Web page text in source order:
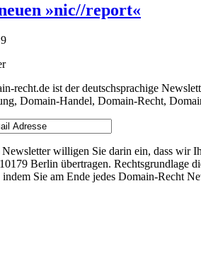
»nic//report«
recht.de ist der deutschsprachige
Domain-Handel, Domain-Recht,
willigen Sie darin ein, dass wir
Berlin übertragen. Rechtsgrundlage
Sie am Ende jedes Domain-Recht